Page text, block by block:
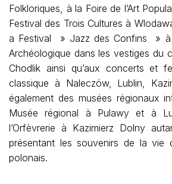
Folkloriques, à la Foire de l’Art
Festival des Trois Cultures à
a Festival » Jazz des Confins » à
Archéologique dans les vestiges du
Chodlik ainsi qu’aux concerts et
classique à Naleczów, Lublin,
également des musées régionaux
Musée régional à Pulawy et à
l’Orfèvrerie à Kazimierz Dolny
présentant les souvenirs de la vie
polonais.